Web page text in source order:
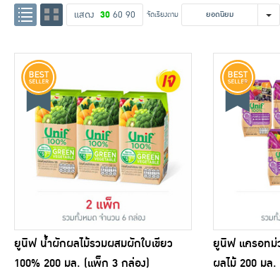
แสดง 30 60 90 จัดเรียงตาม ยอดนิยม
ยูนิฟ น้ำผักผลไม้รวมผสมผักใบเขียว
100% 200 มล. (แพ็ก 3 กล่อง)
ยูนิฟ แครอทม่
ผลไม้ 200 มล